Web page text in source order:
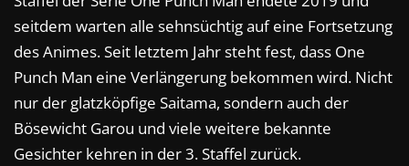
seitdem warten alle sehnsüchtig auf eine Fortsetzung
des Animes. Seit letztem Jahr steht fest, dass One
Punch Man eine Verlängerung bekommen wird. Nicht
nur der glatzköpfige Saitama, sondern auch der
Bösewicht Garou und viele weitere bekannte
Gesichter kehren in der 3. Staffel zurück.